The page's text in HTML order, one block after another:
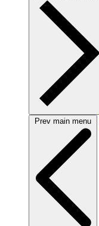
Prev main menu